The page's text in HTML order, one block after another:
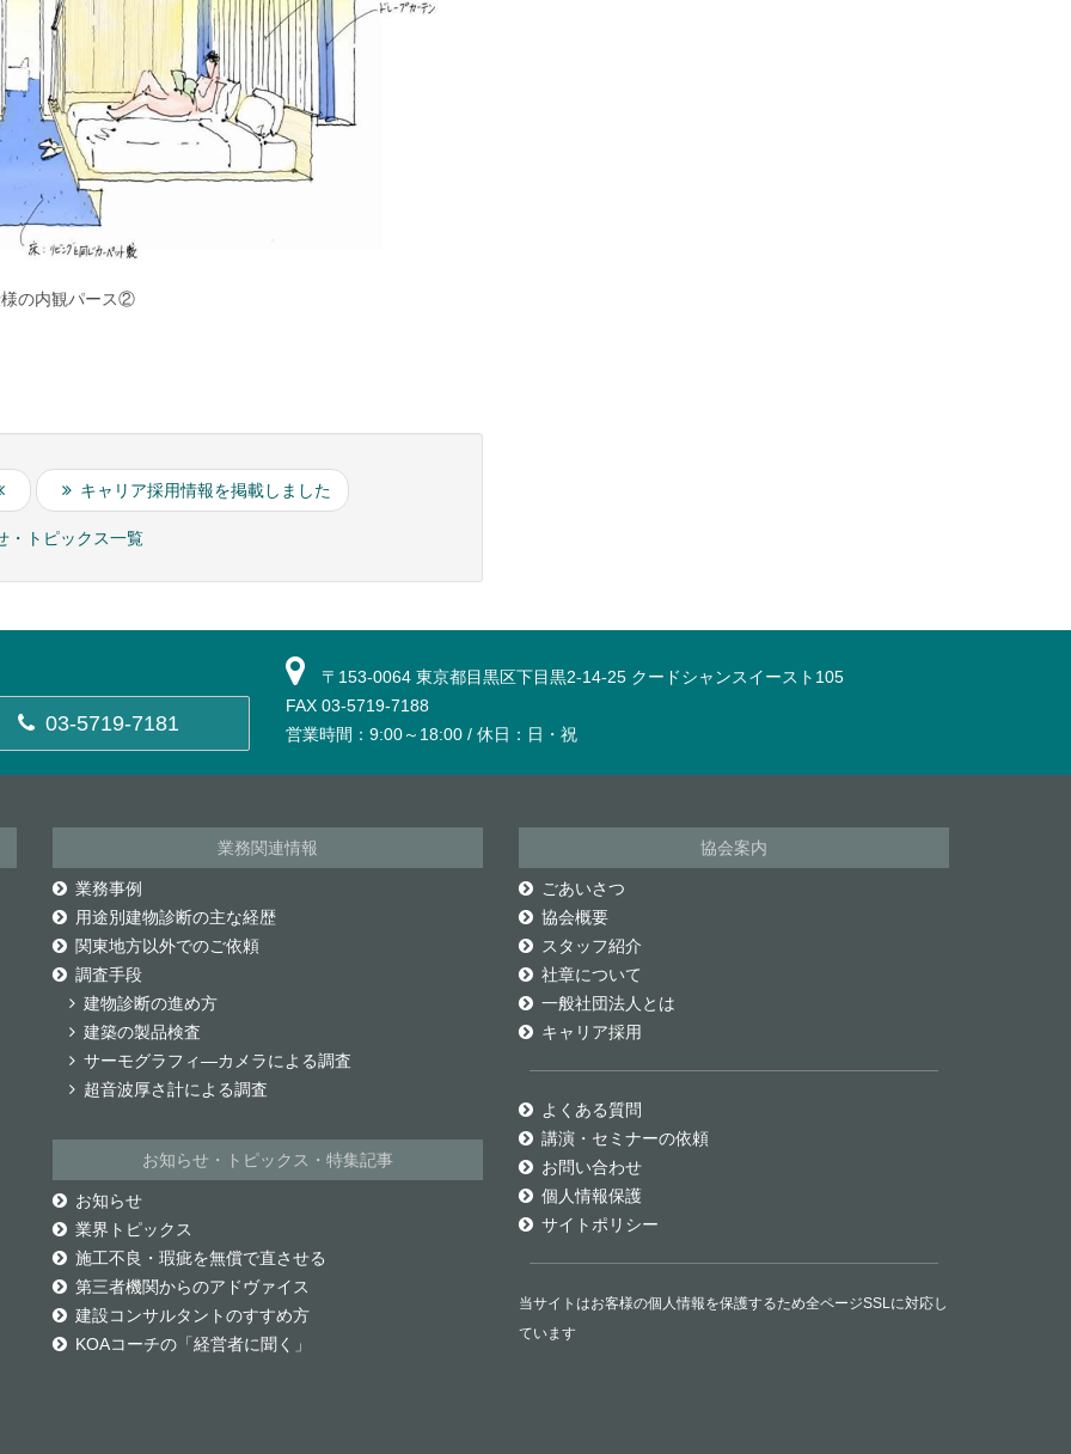
の内観パース②
キャリア採用情報を掲載しました
・トピックス一覧
03-5719-7181
〒153-0064 東京都目黒区下目黒2-14-25 クードシャンスイースト105
FAX 03-5719-7188
営業時間：9:00～18:00 / 休日：日・祝
業務関連情報
業務事例
用途別建物診断の主な経歴
関東地方以外でのご依頼
調査手段
建物診断の進め方
建築の製品検査
サーモグラフィ―カメラによる調査
超音波厚さ計による調査
お知らせ・トピックス・特集記事
お知らせ
業界トピックス
施工不良・瑕疵を無償で直させる
第三者機関からのアドヴァイス
建設コンサルタントのすすめ方
KOAコーチの「経営者に聞く」
協会案内
ごあいさつ
協会概要
スタッフ紹介
社章について
一般社団法人とは
キャリア採用
よくある質問
講演・セミナーの依頼
お問い合わせ
個人情報保護
サイトポリシー
当サイトはお客様の個人情報を保護するため全ページSSLに対応し
ています